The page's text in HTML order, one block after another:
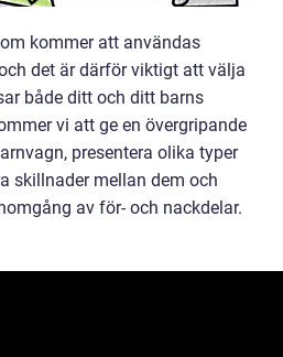
kommer att användas
det är därför viktigt att välja
både ditt och ditt barns
vi att ge en övergripande
presentera olika typer
skillnader mellan dem och
av för- och nackdelar.